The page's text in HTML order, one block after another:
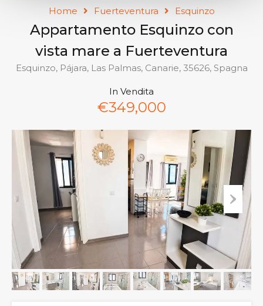
Home Fuerteventura Esquinzo
Appartamento Esquinzo con
vista mare a Fuerteventura
Esquinzo, Pájara, Las Palmas, Canarie, 35626, Spagna
In Vendita
€349,000